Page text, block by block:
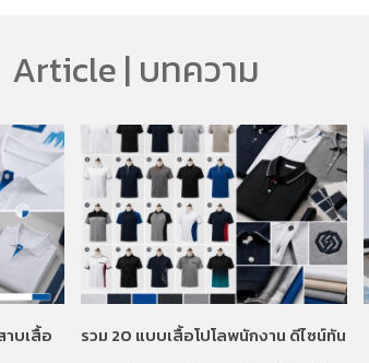
Article | บทความ
บเสื้อ
รวม 20 แบบเสื้อโปโลพนักงาน ดีไซน์ทัน